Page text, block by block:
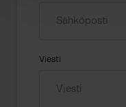
Viesti